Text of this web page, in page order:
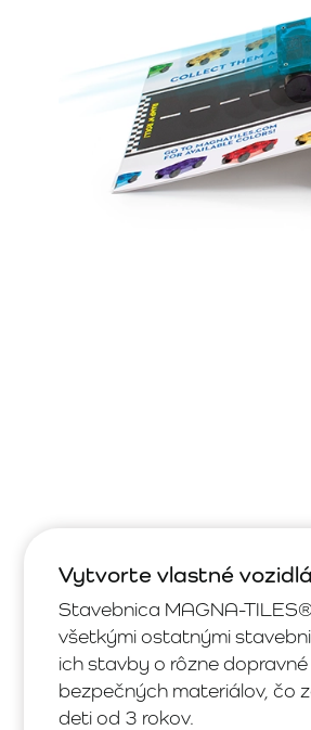
Vytvorte vlastné
Stavebnica MAGNA-
všetkými ostatnými
ich stavby o rôzne
bezpečných materiálov, čo
deti od 3 rokov.